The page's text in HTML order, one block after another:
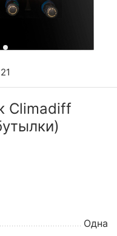
Climadiff
Одна